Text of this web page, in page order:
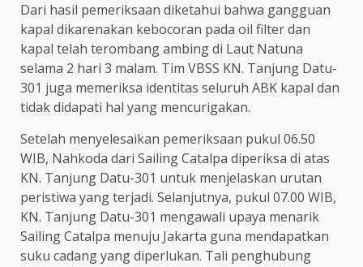
Dari hasil pemeriksaan diketahui bahwa gangguan
kapal dikarenakan kebocoran pada oil filter dan
kapal telah terombang ambing di Laut Natuna
selama 2 hari 3 malam. Tim VBSS KN. Tanjung Datu-
301 juga memeriksa identitas seluruh ABK kapal dan
tidak didapati hal yang mencurigakan.
Setelah menyelesaikan pemeriksaan pukul 06.50
WIB, Nahkoda dari Sailing Catalpa diperiksa di atas
KN. Tanjung Datu-301 untuk menjelaskan urutan
peristiwa yang terjadi. Selanjutnya, pukul 07.00 WIB,
KN. Tanjung Datu-301 mengawali upaya menarik
Sailing Catalpa menuju Jakarta guna mendapatkan
suku cadang yang diperlukan. Tali penghubung